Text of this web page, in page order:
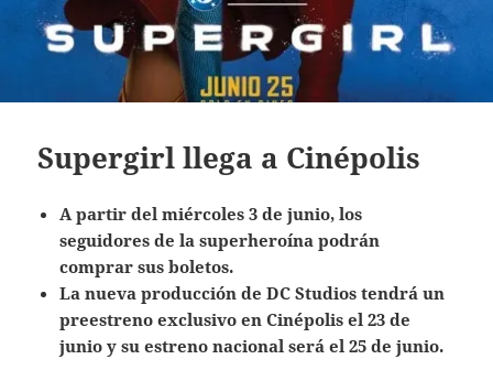
Supergirl llega a Cinépolis
A partir del miércoles 3 de junio, los
seguidores de la superheroína podrán
comprar sus boletos.
La nueva producción de DC Studios tendrá un
preestreno exclusivo en Cinépolis el 23 de
junio y su estreno nacional será el 25 de junio.